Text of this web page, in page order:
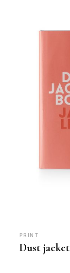
PRINT
Dust